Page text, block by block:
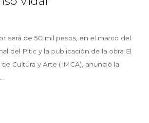
será de 50 mil pesos, en el marco del
del Pitic y la publicación de la obra El
Cultura y Arte (IMCA), anunció la